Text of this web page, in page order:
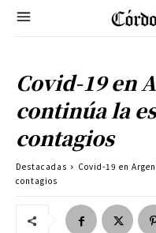
Covid-19 en
continúa la
contagios
Destacadas
Covid-19 en
contagios